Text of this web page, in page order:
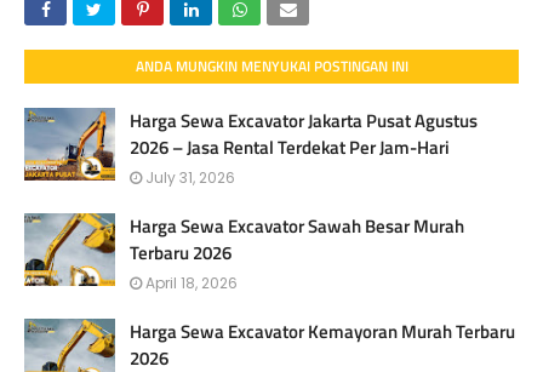
ANDA MUNGKIN MENYUKAI POSTINGAN INI
Harga Sewa Excavator Jakarta Pusat Agustus
2026 – Jasa Rental Terdekat Per Jam-Hari
July 31, 2026
Harga Sewa Excavator Sawah Besar Murah
Terbaru 2026
April 18, 2026
Harga Sewa Excavator Kemayoran Murah Terbaru
2026